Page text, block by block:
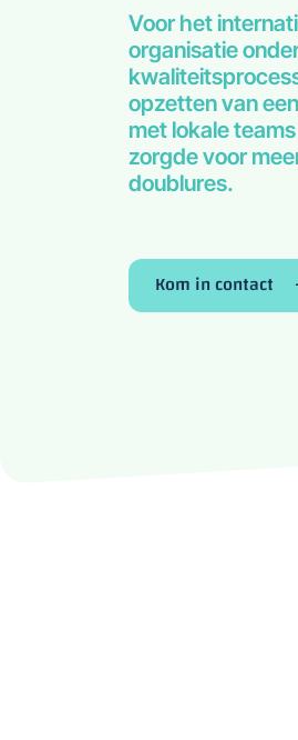
Voor het
organisatie
opzetten van
met lokale
zorgde voor
doublures.
Kom in contact